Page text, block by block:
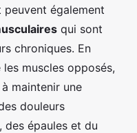
également
qui sont
chroniques. En
muscles opposés,
maintenir une
douleurs
des épaules et du